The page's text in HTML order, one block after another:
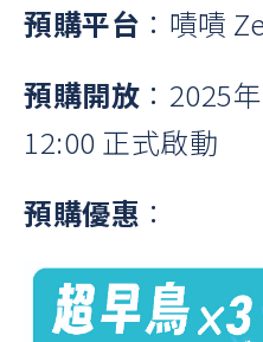
預購平台 ： 嘖嘖
預購開放 ：2025
12:00 正式啟動
預購優惠 ：